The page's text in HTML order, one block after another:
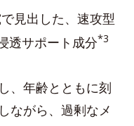
見出した、速攻型
透サポート成分*3
、年齢とともに刻
ながら、過剰なメ